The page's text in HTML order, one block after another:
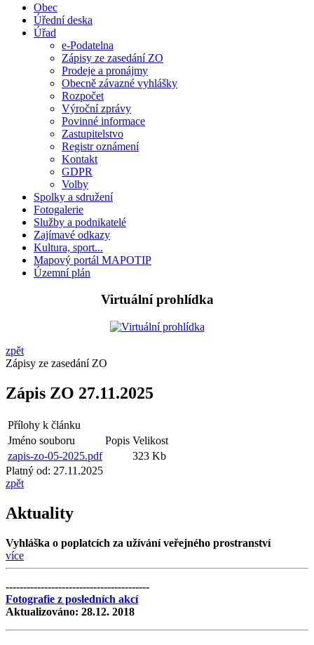
Obec
Úřední deska
Úřad
e-Podatelna
Zápisy ze zasedání ZO
Prodeje a pronájmy
Obecně závazné vyhlášky
Rozpočet
Výroční zprávy
Povinné informace
Zastupitelstvo
Registr oznámení
Kontakt
GDPR
Volby
Spolky a sdružení
Fotogalerie
Služby a podnikatelé
Zajímavé odkazy
Kultura, sport...
Mapový portál MAPOTIP
Územní plán
Virtuální prohlídka
zpět
Zápisy ze zasedání ZO
Zápis ZO 27.11.2025
Přílohy k článku
Jméno souboru
Popis Velikost
zapis-zo-05-2025.pdf
323 Kb
Platný od: 27.11.2025
zpět
Aktuality
Vyhláška o poplatcích za užívání veřejného prostranství
více
-----------------------------------------
Fotografie z posledních akcí
Aktualizováno: 28.12. 2018